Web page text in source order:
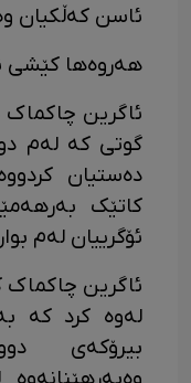
ئاسن کەڵکیان
هەروەها کێشی ئەو
ئاگرین چاکماک
گوتی کە لەم
دەستیان
کاتێک
ئۆگرییان لەم
ئاگرین چاکماک
لەوە کرد کە
بیرۆکەی